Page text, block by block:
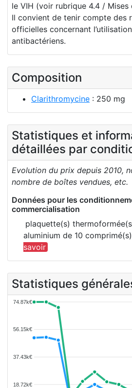
le VIH (voir rubrique 4.4 / Mises
Il convient de tenir compte des
officielles concernant
antibactériens.
Composition
Clarithromycine : 250 mg
Statistiques et
détaillées par
Evolution du prix depuis 2010,
nombre de boîtes vendues, etc.
Données pour les
commercialisation
plaquette(s)
aluminium de 10
savoir
Statistiques
74.87k€
56.15k€
37.43k€
18.72k€